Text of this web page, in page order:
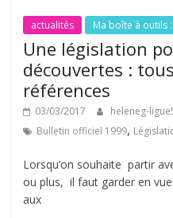
actualités Ma boîte à outils
Une législation
découvertes :
références
03/03/2017 heleneg-
Bulletin officiel 1999,
Lorsqu’on souhaite partir
ou plus, il faut garder en
aux